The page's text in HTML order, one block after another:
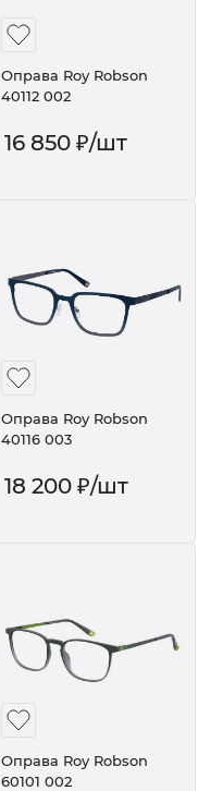
Оправа Roy Robson
40112 002
16 850₽/шт
Оправа Roy Robson
40116 003
18 200₽/шт
Оправа Roy Robson
60101 002